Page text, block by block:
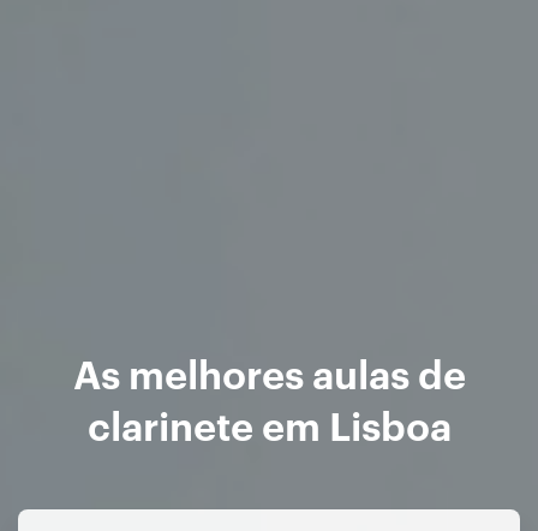
As melhores aulas de
clarinete em Lisboa